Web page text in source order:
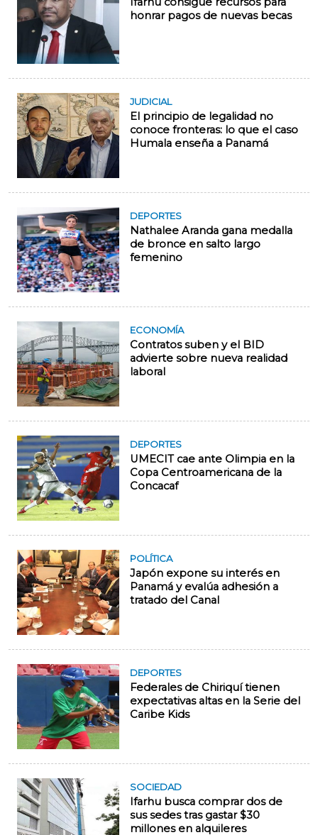
honrar pagos de nuevas becas
JUDICIAL
El principio de legalidad no
conoce fronteras: lo que el caso
Humala enseña a Panamá
DEPORTES
Nathalee Aranda gana medalla
de bronce en salto largo
femenino
ECONOMÍA
Contratos suben y el BID
advierte sobre nueva realidad
laboral
DEPORTES
UMECIT cae ante Olimpia en la
Copa Centroamericana de la
Concacaf
POLÍTICA
Japón expone su interés en
Panamá y evalúa adhesión a
tratado del Canal
DEPORTES
Federales de Chiriquí tienen
expectativas altas en la Serie del
Caribe Kids
SOCIEDAD
Ifarhu busca comprar dos de
sus sedes tras gastar $30
millones en alquileres